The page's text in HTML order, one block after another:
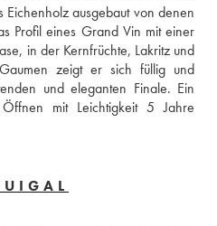
ausgebaut von denen
Profil eines Grand Vin mit einer
in der Kernfrüchte, Lakritz und
zeigt er sich füllig und
und eleganten Finale. Ein
mit Leichtigkeit 5 Jahre